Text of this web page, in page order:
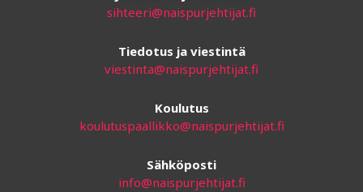
sihteeri@naispurjehtijat.fi
Tiedotus ja viestintä
viestinta@naispurjehtijat.fi
Koulutus
koulutuspaallikko@naispurjehtijat.fi
Sähköposti
info@naispurjehtijat.fi